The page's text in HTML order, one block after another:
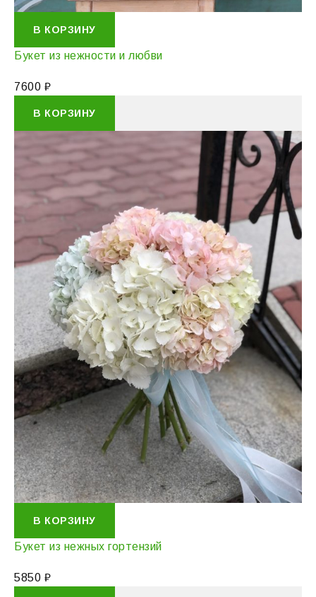
В КОРЗИНУ
Букет из нежности и любви
7600 ₽
В КОРЗИНУ
В КОРЗИНУ
Букет из нежных гортензий
5850 ₽